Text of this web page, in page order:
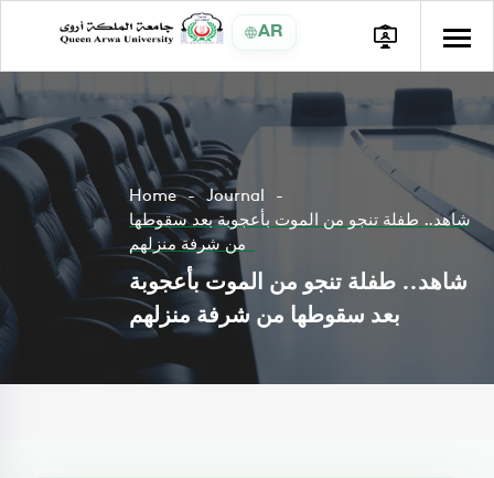
AR
Home
Journal
شاهد.. طفلة تنجو من الموت بأعجوبة بعد سقوطها
شاهد.. طفلة تنجو من الموت بأعجوبة